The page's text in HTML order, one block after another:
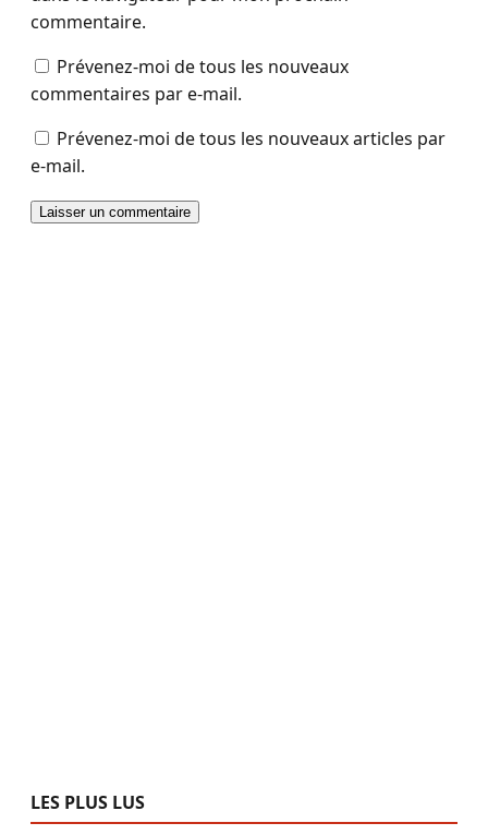
commentaire.
Prévenez-moi de tous les nouveaux
commentaires par e-mail.
Prévenez-moi de tous les nouveaux articles par
e-mail.
LES PLUS LUS